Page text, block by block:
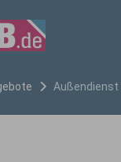
Außendienst